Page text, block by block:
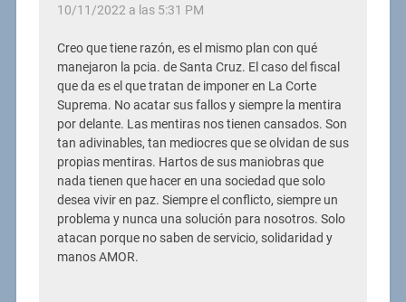
10/11/2022 a las 5:31 PM
Creo que tiene razón, es el mismo plan con qué
manejaron la pcia. de Santa Cruz. El caso del fiscal
que da es el que tratan de imponer en La Corte
Suprema. No acatar sus fallos y siempre la mentira
por delante. Las mentiras nos tienen cansados. Son
tan adivinables, tan mediocres que se olvidan de sus
propias mentiras. Hartos de sus maniobras que
nada tienen que hacer en una sociedad que solo
desea vivir en paz. Siempre el conflicto, siempre un
problema y nunca una solución para nosotros. Solo
atacan porque no saben de servicio, solidaridad y
manos AMOR.